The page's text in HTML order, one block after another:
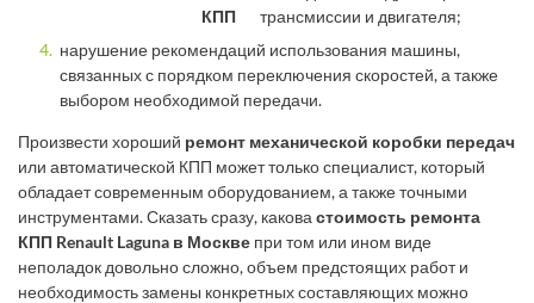
КПП
трансмиссии и двигателя;
нарушение рекомендаций использования машины,
связанных с порядком переключения скоростей, а также
выбором необходимой передачи.
Произвести хороший ремонт механической коробки передач
или автоматической КПП может только специалист, который
обладает современным оборудованием, а также точными
инструментами. Сказать сразу, какова стоимость ремонта
КПП Renault Laguna в Москве при том или ином виде
неполадок довольно сложно, объем предстоящих работ и
необходимость замены конкретных составляющих можно